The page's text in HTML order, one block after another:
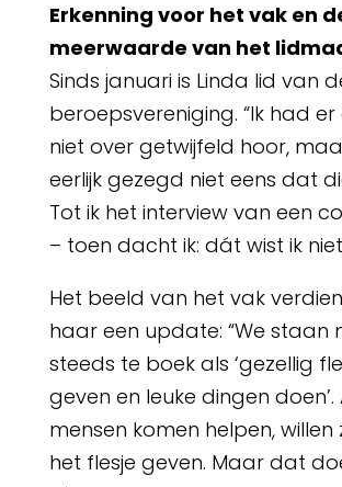
Erkenning voor het vak en
meerwaarde van het
Sinds januari is Linda lid van
beroepsvereniging. “Ik had
niet over getwijfeld hoor,
eerlijk gezegd niet eens dat
Tot ik het interview van een
– toen dacht ik: dát wist ik
Het beeld van het vak
haar een update: “We staan
steeds te boek als ‘gezellig
geven en leuke dingen doen’.
mensen komen helpen, willen
het flesje geven. Maar dat